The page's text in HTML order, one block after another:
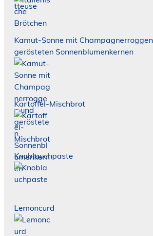
Kamut-Sonne mit
gerösteten Sonnenblumenkernen
Kartoffel-Mischbrot
Knoblauchpaste
Lemoncurd